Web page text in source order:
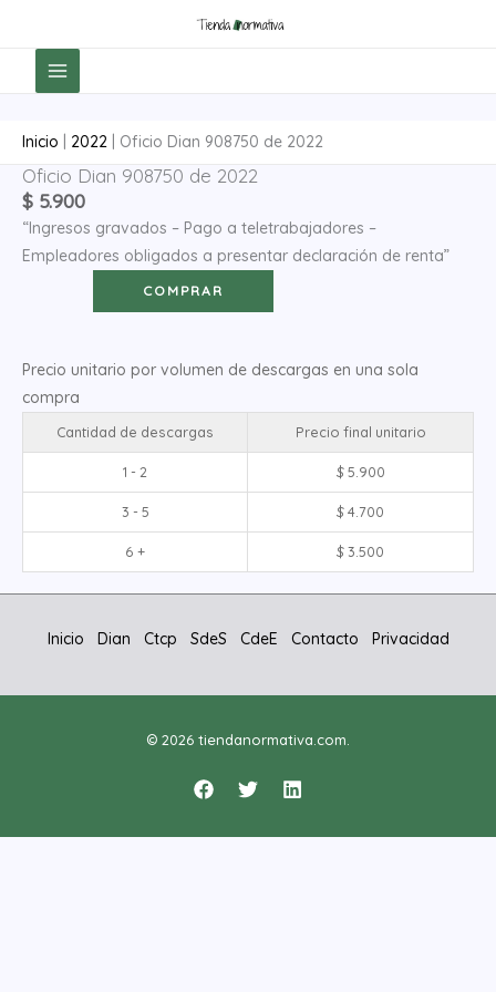
contenido
Inicio 2022 Oficio Dian 908750 de 2022
Oficio Dian 908750 de 2022
$ 5.900
“Ingresos gravados – Pago a teletrabajadores –
Empleadores obligados a presentar declaración de renta”
Oficio
Dian
908750
de
COMPRAR
Precio unitario por volumen de descargas en una sola
compra
Cantidad de descargas Precio final unitario
1 - 2 $5.900
3 - 5 $4.700
6 + $3.500
Inicio Dian Ctcp SdeS CdeE Contacto Privacidad
© 2026 tiendanormativa.com.